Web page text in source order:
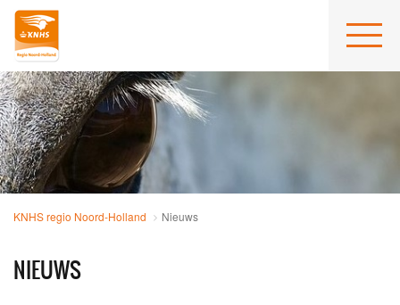
KNHS regio Noord-Holland Nieuws
NIEUWS